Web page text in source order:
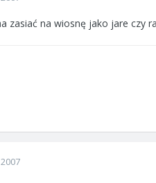
zasiać na wiosnę jako jare czy